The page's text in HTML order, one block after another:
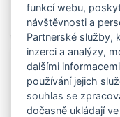
funkcí webu,
návštěvnosti a
Partnerské služby,
inzerci a analýzy,
dalšími
používání jejich
souhlas se
dočasně ukládají